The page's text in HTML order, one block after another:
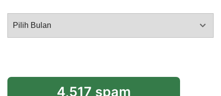
Arsip
4,517 spam